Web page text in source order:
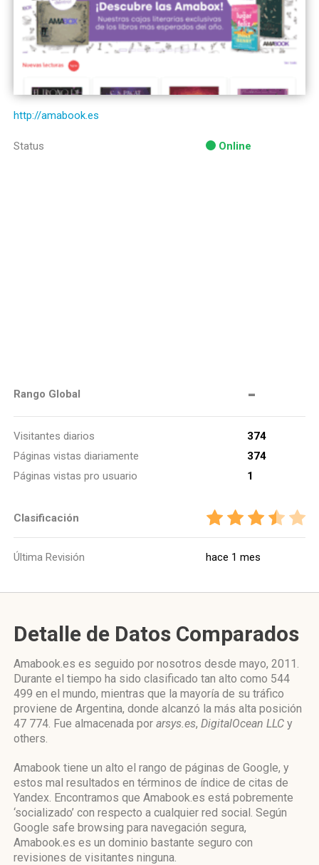
http://amabook.es
Status Online
Rango Global -
Visitantes diarios
374
Páginas vistas diariamente
374
Páginas vistas pro usuario
1
Clasificación
Última Revisión hace 1 mes
Detalle de Datos Comparados
Amabook.es es seguido por nosotros desde mayo, 2011.
Durante el tiempo ha sido clasificado tan alto como 544
499 en el mundo, mientras que la mayoría de su tráfico
proviene de Argentina, donde alcanzó la más alta posición
47 774. Fue almacenada por arsys.es, DigitalOcean LLC y
others.
Amabook tiene un alto el rango de páginas de Google, y
estos mal resultados en términos de índice de citas de
Yandex. Encontramos que Amabook.es está pobremente
‘socializado’ con respecto a cualquier red social. Según
Google safe browsing para navegación segura,
Amabook.es es un dominio bastante seguro con
revisiones de visitantes ninguna.